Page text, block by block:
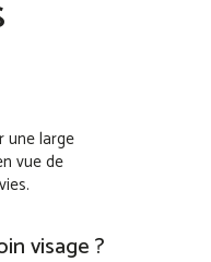
une large
vue de
visage ?